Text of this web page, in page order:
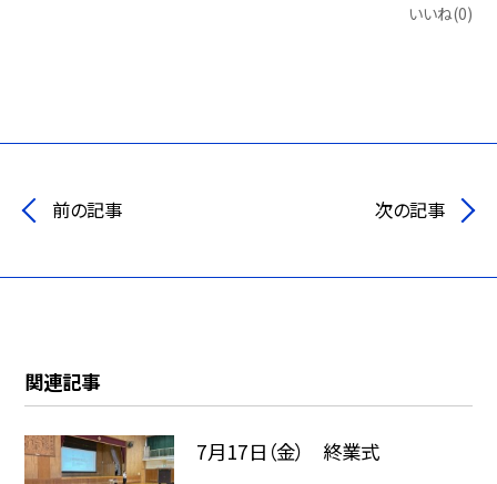
いいね(0)
前の記事 次の記事
関連記事
7月17日（金） 終業式